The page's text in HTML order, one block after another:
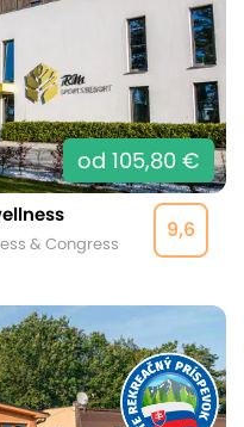
od 105,80 €
9,6
& Congress